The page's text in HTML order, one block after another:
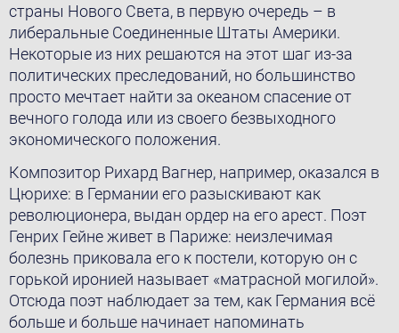
страны Нового Света, в первую очередь – в
либеральные Соединенные Штаты Америки.
Некоторые из них решаются на этот шаг из-за
политических преследований, но большинство
просто мечтает найти за океаном спасение от
вечного голода или из своего безвыходного
экономического положения.
Композитор Рихард Вагнер, например, оказался в
Цюрихе: в Германии его разыскивают как
революционера, выдан ордер на его арест. Поэт
Генрих Гейне живет в Париже: неизлечимая
болезнь приковала его к постели, которую он с
горькой иронией называeт «матрасной могилой».
Отсюда поэт наблюдает за тем, как Германия всё
больше и больше начинает напоминать